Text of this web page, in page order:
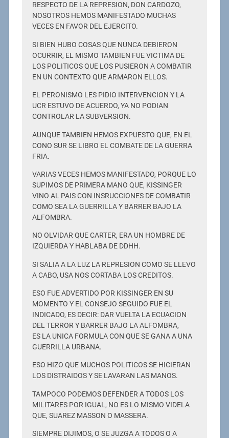
RESPECTO DE LA REPRESION, DON CARDOZO,
NOSOTROS HEMOS MANIFESTADO MUCHAS
VECES EN FAVOR DEL EJERCITO.
SI BIEN HUBO COSAS QUE NUNCA DEBIERON
OCURRIR, EL MISMO TAMBIEN FUE VICTIMA DE
LOS POLITICOS QUE LOS PUSIERON A COMBATIR
EN UN CONTEXTO QUE ARMARON ELLOS.
EL PERONISMO LES PIDIO INTERVENCION Y LA
UCR ESTUVO DE ACUERDO, YA NO PODIAN
CONTROLAR LA SUBVERSION.
AUNQUE TAMBIEN HEMOS EXPUESTO QUE, EN EL
CONO SUR SE LIBRO EL COMBATE DE LA GUERRA
FRIA.
VARIAS VECES HEMOS MANIFESTADO, PORQUE LO
SUPIMOS DE PRIMERA MANO QUE, KISSINGER
VINO AL PAIS CON INSRUCCIONES DE COMBATIR
COMO SEA LA GUERRILLA Y BARRER BAJO LA
ALFOMBRA.
NO OLVIDAR QUE CARTER, ERA UN HOMBRE DE
IZQUIERDA Y HABLABA DE DDHH.
SI SALIA A LA LUZ LA REPRESION COMO SE LLEVO
A CABO, USA NOS CORTABA LOS CREDITOS.
ESO FUE ADVERTIDO POR KISSINGER EN SU
MOMENTO Y EL CONSEJO SEGUIDO FUE EL
INDICADO, ES DECIR: DAR VUELTA LA ECUACION
DEL TERROR Y BARRER BAJO LA ALFOMBRA,
ES LA UNICA FORMULA CON QUE SE GANA A UNA
GUERRILLA URBANA.
ESO HIZO QUE MUCHOS POLITICOS SE HICIERAN
LOS DISTRAIDOS Y SE LAVARAN LAS MANOS.
TAMPOCO PODEMOS DEFENDER A TODOS LOS
MILITARES POR IGUAL, NO ES LO MISMO VIDELA
QUE, SUAREZ MASSON O MASSERA.
SIEMPRE DIJIMOS, O SE JUZGA A TODOS O A